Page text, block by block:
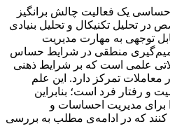
یک فعالیت چالش برانگیز
تحلیل تکنیکال و تحلیل بنیادی
توجهی به مهارت مدیریت
منطقی در شرایط حساس
علمی است که بر شرایط ذهنی
تمرکز دارد. این علم
و رفتار فرد است؛ بنابراین
برای مدیریت احساسات و
کنند که در ادامه‌ی مطلب به بررسی